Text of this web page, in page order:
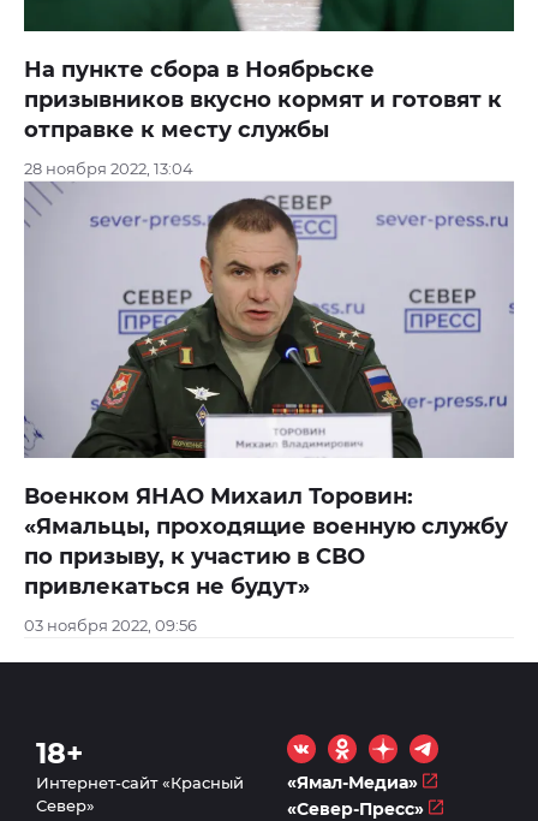
На пункте сбора в Ноябрьске
призывников вкусно кормят и готовят к
отправке к месту службы
28 ноября 2022, 13:04
Военком ЯНАО Михаил Торовин:
«Ямальцы, проходящие военную службу
по призыву, к участию в СВО
привлекаться не будут»
03 ноября 2022, 09:56
18+
Интернет-сайт «Красный
Север»
«Ямал-Медиа»
«Север-Пресс»